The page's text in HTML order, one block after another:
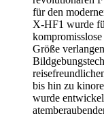
für den
X-HF1 wurde
Größe
bis hin zu
wurde